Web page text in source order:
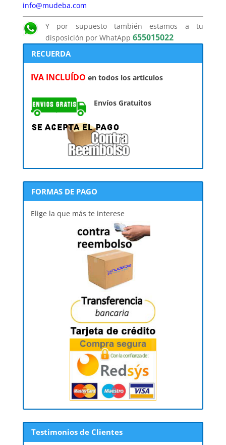
info@mudeba.com
Y por supuesto también estamos a tu
disposición por WhatApp 655015022
RECUERDA
IVA INCLUÍDO en todos los artículos
Envíos Gratuitos
FORMAS DE PAGO
Elige la que más te interese
Testimonios de Clientes